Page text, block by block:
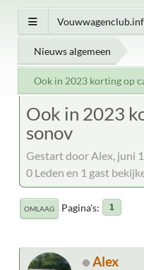
Nieuws algemeen
Ook in 2023 korting op
Ook in 2023
sonov
Gestart door Alex, juni
0 Leden en 1 gast
OMLAAG Pagina's 1
Alex